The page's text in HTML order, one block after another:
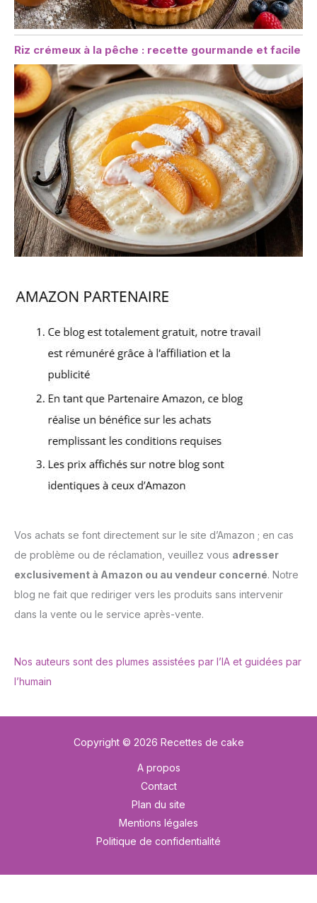
Riz crémeux à la pêche : recette gourmande et facile
Vos achats se font directement sur le site d’Amazon ; en cas
de problème ou de réclamation, veuillez vous adresser
exclusivement à Amazon ou au vendeur concerné. Notre
blog ne fait que rediriger vers les produits sans intervenir
dans la vente ou le service après-vente.
Nos auteurs sont des plumes assistées par l’IA et guidées par
l’humain
Copyright © 2026 Recettes de cake
A propos
Contact
Plan du site
Mentions légales
Politique de confidentialité